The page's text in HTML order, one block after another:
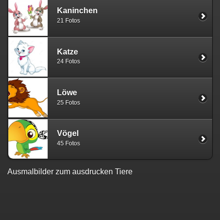
Kaninchen
21 Fotos
Katze
24 Fotos
Löwe
25 Fotos
Vögel
45 Fotos
Ausmalbilder zum ausdrucken Tiere